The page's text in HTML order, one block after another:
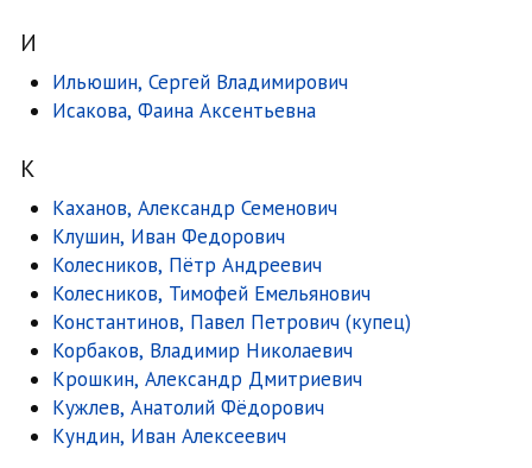
И
Ильюшин, Сергей Владимирович
Исакова, Фаина Аксентьевна
К
Каханов, Александр Семенович
Клушин, Иван Федорович
Колесников, Пётр Андреевич
Колесников, Тимофей Емельянович
Константинов, Павел Петрович (купец)
Корбаков, Владимир Николаевич
Крошкин, Александр Дмитриевич
Кужлев, Анатолий Фёдорович
Кундин, Иван Алексеевич